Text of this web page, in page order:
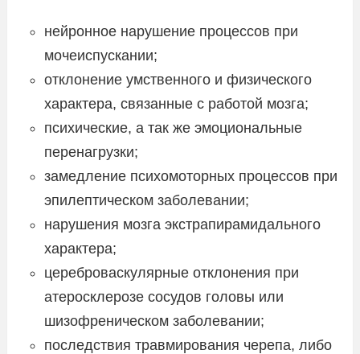
нейронное нарушение процессов при
мочеиспускании;
отклонение умственного и физического
характера, связанные с работой мозга;
психические, а так же эмоциональные
перенагрузки;
замедление психомоторных процессов при
эпилептическом заболевании;
нарушения мозга экстрапирамидального
характера;
цереброваскулярные отклонения при
атеросклерозе сосудов головы или
шизофреническом заболевании;
последствия травмирования черепа, либо